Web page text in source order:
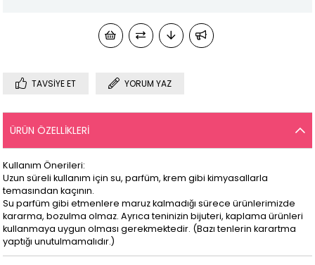
TAVSIYE ET YORUM YAZ
ÜRÜN ÖZELLIKLERI
Kullanım Önerileri:
Uzun süreli kullanım için su, parfüm, krem gibi kimyasallarla
temasından kaçının.
Su parfüm gibi etmenlere maruz kalmadığı sürece ürünlerimizde
kararma, bozulma olmaz. Ayrıca teninizin bijuteri, kaplama ürünleri
kullanmaya uygun olması gerekmektedir. (Bazı tenlerin karartma
yaptığı unutulmamalıdır.)